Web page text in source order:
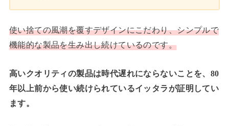
使い捨ての風潮を覆すデザインにこだわり、シンプルで
機能的な製品を生み出し続けているのです。
高いクオリティの製品は時代遅れにならないことを、80
年以上前から使い続けられているイッタラが証明してい
ます。